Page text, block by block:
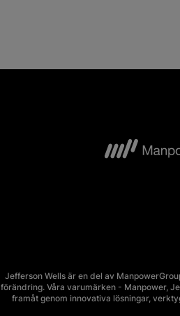
Jefferson Wells är en del av
förändring. Våra varumärken - Manpower,
framåt genom innovativa lösningar,